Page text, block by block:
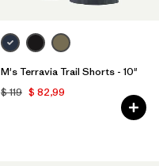
M's Terravia Trail Shorts - 10"
$ 119 $ 82,99